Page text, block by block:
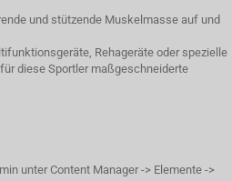
und stützende Muskelmasse auf und
Rehageräte oder spezielle
diese Sportler maßgeschneiderte
unter Content Manager -> Elemente ->